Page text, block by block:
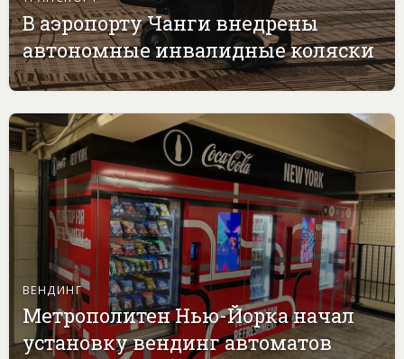
В аэропорту Чанги внедрены
автономные инвалидные коляски
ВЕНДИНГ
Метрополитен Нью-Йорка начал
установку вендинг автоматов